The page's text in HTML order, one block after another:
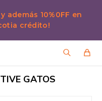
y además 10%0FF en
crédito!
GATOS